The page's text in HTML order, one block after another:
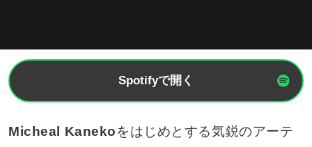
Spotifyで開く
Micheal Kanekoをはじめとする気鋭のアーテ